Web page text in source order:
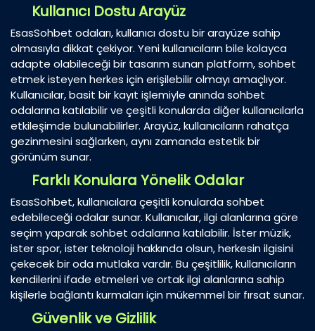
Kullanıcı Dostu Arayüz
EsasSohbet odaları, kullanıcı dostu bir arayüze sahip
olmasıyla dikkat çekiyor. Yeni kullanıcıların bile kolayca
adapte olabileceği bir tasarım sunan platform, sohbet
etmek isteyen herkes için erişilebilir olmayı amaçlıyor.
Kullanıcılar, basit bir kayıt işlemiyle anında sohbet
odalarına katılabilir ve çeşitli konularda diğer kullanıcılarla
etkileşimde bulunabilirler. Arayüz, kullanıcıların rahatça
gezinmesini sağlarken, aynı zamanda estetik bir
görünüm sunar.
Farklı Konulara Yönelik Odalar
EsasSohbet, kullanıcılara çeşitli konularda sohbet
edebileceği odalar sunar. Kullanıcılar, ilgi alanlarına göre
seçim yaparak sohbet odalarına katılabilir. İster müzik,
ister spor, ister teknoloji hakkında olsun, herkesin ilgisini
çekecek bir oda mutlaka vardır. Bu çeşitlilik, kullanıcıların
kendilerini ifade etmeleri ve ortak ilgi alanlarına sahip
kişilerle bağlantı kurmaları için mükemmel bir fırsat sunar.
Güvenlik ve Gizlilik